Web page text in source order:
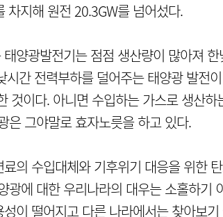
차지해 원전 20.3GW를 넘어섰다.
양광발전기는 점점 생산량이 많아져
시간 전력부하를 덜어주는 태양광 발전
것이다. 아니면 수입하는 가스로 생산
은 그야말로 효자노릇을 하고 있다.
의 수입대체와 기후위기 대응을 위한
광에 대한 우리나라의 대우는 소홀하기
이 떨어지고 다른 나라에서는 찾아보